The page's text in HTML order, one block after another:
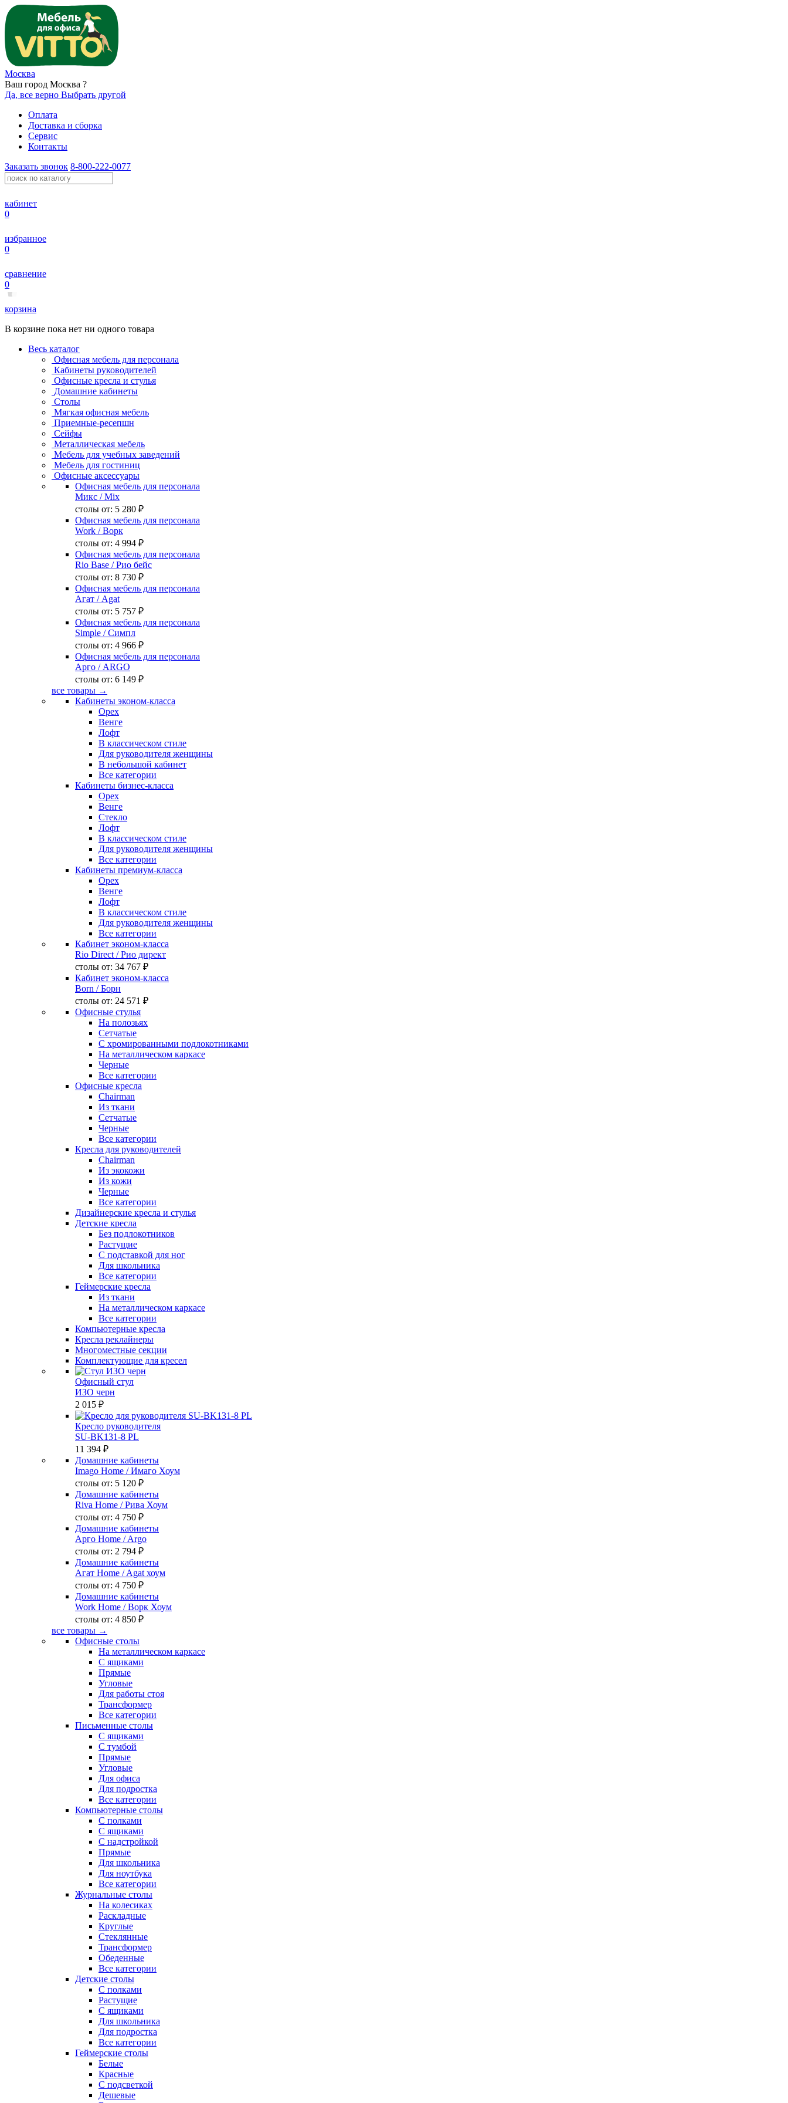
Москва
Ваш город Москва ?
Да, все верно Выбрать другой
Оплата
Доставка и сборка
Сервис
Контакты
Заказать звонок 8-800-222-0077
кабинет
0
избранное
0
сравнение
0
корзина
В корзине пока нет ни одного товара
Весь каталог
Офисная мебель для персонала
Кабинеты руководителей
Офисные кресла и стулья
Домашние кабинеты
Столы
Мягкая офисная мебель
Приемные-ресепшн
Сейфы
Металлическая мебель
Мебель для учебных заведений
Мебель для гостиниц
Офисные аксессуары
Офисная мебель для персонала
Микс / Mix
столы от: 5 280 ₽
Офисная мебель для персонала
Work / Ворк
столы от: 4 994 ₽
Офисная мебель для персонала
Rio Base / Рио бейс
столы от: 8 730 ₽
Офисная мебель для персонала
Агат / Agat
столы от: 5 757 ₽
Офисная мебель для персонала
Simple / Симпл
столы от: 4 966 ₽
Офисная мебель для персонала
Арго / ARGO
столы от: 6 149 ₽
все товары →
Кабинеты эконом-класса
Орех
Венге
Лофт
В классическом стиле
Для руководителя женщины
В небольшой кабинет
Все категории
Кабинеты бизнес-класса
Орех
Венге
Стекло
Лофт
В классическом стиле
Для руководителя женщины
Все категории
Кабинеты премиум-класса
Орех
Венге
Лофт
В классическом стиле
Для руководителя женщины
Все категории
Кабинет эконом-класса
Rio Direct / Рио директ
столы от: 34 767 ₽
Кабинет эконом-класса
Born / Борн
столы от: 24 571 ₽
Офисные стулья
На полозьях
Сетчатые
С хромированными подлокотниками
На металлическом каркасе
Черные
Все категории
Офисные кресла
Chairman
Из ткани
Сетчатые
Черные
Все категории
Кресла для руководителей
Chairman
Из экокожи
Из кожи
Черные
Все категории
Дизайнерские кресла и стулья
Детские кресла
Без подлокотников
Растущие
С подставкой для ног
Для школьника
Все категории
Геймерские кресла
Из ткани
На металлическом каркасе
Все категории
Компьютерные кресла
Кресла реклайнеры
Многоместные секции
Комплектующие для кресел
Офисный стул
ИЗО черн
2 015 ₽
Кресло руководителя
SU-BK131-8 PL
11 394 ₽
Домашние кабинеты
Imago Home / Имаго Хоум
столы от: 5 120 ₽
Домашние кабинеты
Riva Home / Рива Хоум
столы от: 4 750 ₽
Домашние кабинеты
Арго Home / Argo
столы от: 2 794 ₽
Домашние кабинеты
Агат Home / Agat хоум
столы от: 4 750 ₽
Домашние кабинеты
Work Home / Ворк Хоум
столы от: 4 850 ₽
все товары →
Офисные столы
На металлическом каркасе
С ящиками
Прямые
Угловые
Для работы стоя
Трансформер
Все категории
Письменные столы
С ящиками
С тумбой
Прямые
Угловые
Для офиса
Для подростка
Все категории
Компьютерные столы
С полками
С ящиками
С надстройкой
Прямые
Для школьника
Для ноутбука
Все категории
Журнальные столы
На колесиках
Раскладные
Круглые
Стеклянные
Трансформер
Обеденные
Все категории
Детские столы
С полками
Растущие
С ящиками
Для школьника
Для подростка
Все категории
Геймерские столы
Белые
Красные
С подсветкой
Дешевые